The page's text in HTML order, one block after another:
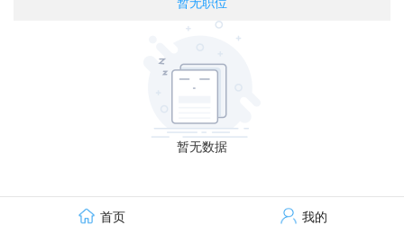
暂无数据
首页 我的